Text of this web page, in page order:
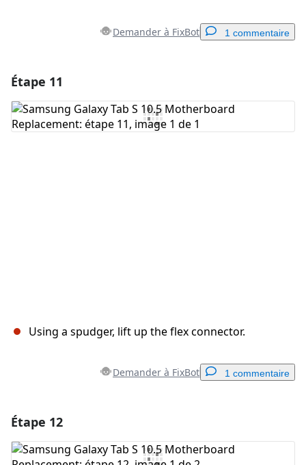
Demander à FixBot 1 commentaire
Ajouter un commentaire
Étape 11
Using a spudger, lift up the flex connector.
Demander à FixBot 1 commentaire
Ajouter un commentaire
Étape 12